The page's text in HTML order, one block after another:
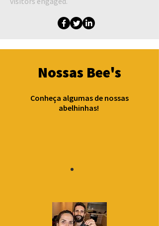
Nossas Bee's
Conheça algumas de nossas
abelhinhas!